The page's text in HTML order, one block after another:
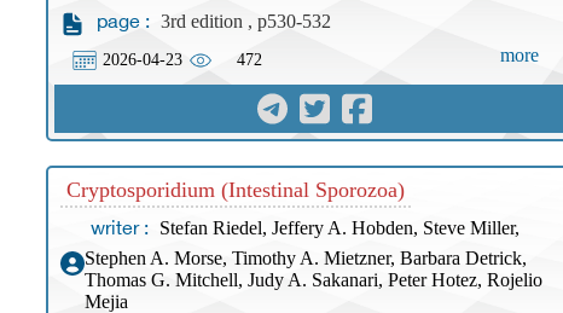
page : 3rd edition , p530-532
2026-04-23 472 more
Cryptosporidium (Intestinal Sporozoa)
writer : Stefan Riedel, Jeffery A. Hobden, Steve Miller,
Stephen A. Morse, Timothy A. Mietzner, Barbara Detrick,
Thomas G. Mitchell, Judy A. Sakanari, Peter Hotez, Rojelio
Mejia